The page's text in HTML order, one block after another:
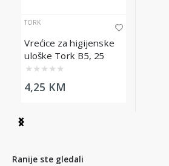
TORK
Vrećice za higijenske
uloške Tork B5, 25
komada
★ ★ ★ ★ ★
4,25 KM
Item
1
Ranije ste gledali